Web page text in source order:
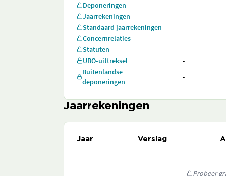
Deponeringen
-
Jaarrekeningen
-
Standaard jaarrekeningen
-
Concernrelaties
-
Statuten
-
UBO-uittreksel
-
Buitenlandse
deponeringen
-
Jaarrekeningen
Jaar Verslag
Probeer